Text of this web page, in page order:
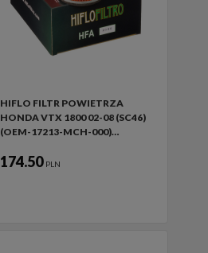
HIFLO FILTR POWIETRZA
HONDA VTX 1800 02-08 (SC46)
(OEM-17213-MCH-000)…
174.50 PLN